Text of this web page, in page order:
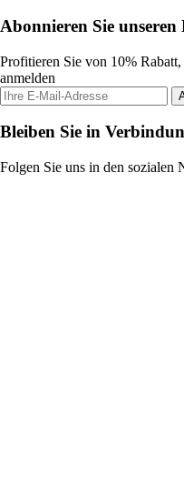
Abonnieren Sie unseren
Profitieren Sie von 10%
anmelden
Bleiben Sie in
Folgen Sie uns in den sozialen